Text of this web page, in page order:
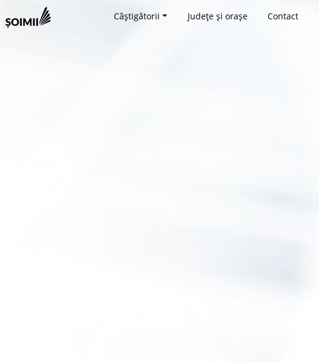
Câștigătorii Județe și orașe Contact